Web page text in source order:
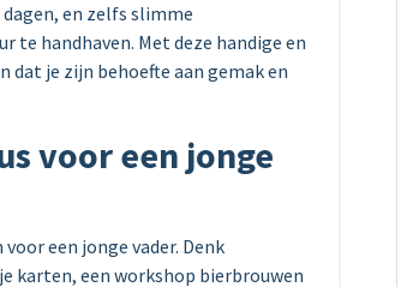
en zelfs slimme
te handhaven. Met deze handige en
dat je zijn behoefte aan gemak en
voor een jonge
een jonge vader. Denk
karten, een workshop bierbrouwen